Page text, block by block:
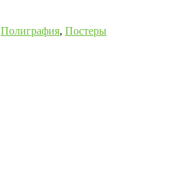
Полиграфия, Постеры